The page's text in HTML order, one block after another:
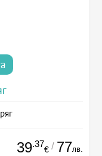
39.37
€ / 77лв.